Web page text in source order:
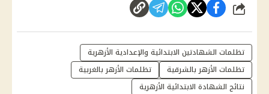
شارك
تظلمات الشهادتين الابتدائية والإعدادية الأزهرية
تظلمات الأزهر بالشرقية
تظلمات الأزهر بالغربية
نتائج الشهادة الابتدائية الأزهرية